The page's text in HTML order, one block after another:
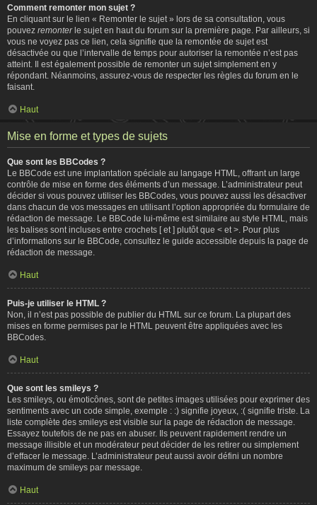
Comment remonter mon sujet ?
En cliquant sur le lien « Remonter le sujet » lors de sa consultation, vous
pouvez remonterle sujet en haut du forum sur la première page. Par ailleurs, si
vous ne voyez pas ce lien, cela signifie que la remontée de sujet est
désactivée ou que l’intervalle de temps pour autoriser la remontée n’est pas
atteint. Il est également possible de remonter un sujet simplement en y
répondant. Néanmoins, assurez-vous de respecter les règles du forum en le
faisant.
Haut
Mise en forme et types de sujets
Que sont les BBCodes ?
Le BBCode est une implantation spéciale au langage HTML, offrant un large
contrôle de mise en forme des éléments d’un message. L’administrateur peut
décider si vous pouvez utiliser les BBCodes, vous pouvez aussi les désactiver
dans chacun de vos messages en utilisant l’option appropriée du formulaire de
rédaction de message. Le BBCode lui-même est similaire au style HTML, mais
les balises sont incluses entre crochets [ et ] plutôt que < et >. Pour plus
d’informations sur le BBCode, consultez le guide accessible depuis la page de
rédaction de message.
Haut
Puis-je utiliser le HTML ?
Non, il n’est pas possible de publier du HTML sur ce forum. La plupart des
mises en forme permises par le HTML peuvent être appliquées avec les
BBCodes.
Haut
Que sont les smileys ?
Les smileys, ou émoticônes, sont de petites images utilisées pour exprimer des
sentiments avec un code simple, exemple : :) signifie joyeux, :( signifie triste. La
liste complète des smileys est visible sur la page de rédaction de message.
Essayez toutefois de ne pas en abuser. Ils peuvent rapidement rendre un
message illisible et un modérateur peut décider de les retirer ou simplement
d’effacer le message. L’administrateur peut aussi avoir défini un nombre
maximum de smileys par message.
Haut